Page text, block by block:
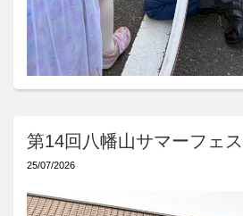
第14回八幡山サマーフェ
25/07/2026